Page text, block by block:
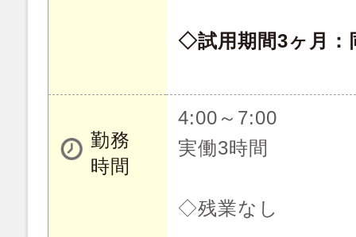
◇試用期間3ヶ月：
勤務
時間
4:00～7:00
実働3時間
◇残業なし